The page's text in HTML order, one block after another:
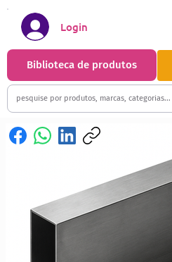
Biblioteca de produtos
Login